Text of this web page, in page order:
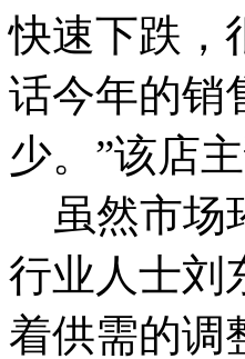
快速下跌，
话今年的销
少。”该店主
虽然市场
行业人士刘
着供需的调